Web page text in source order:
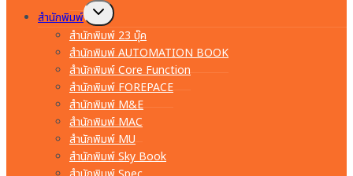
สำนักพิมพ์
Toggle
child
menu
สำนักพิมพ์ 23 บุ๊ค
สำนักพิมพ์ AUTOMATION BOOK
สำนักพิมพ์ Core Function
สำนักพิมพ์ FOREPACE
สำนักพิมพ์ M&E
สำนักพิมพ์ MAC
สำนักพิมพ์ MU
สำนักพิมพ์ Sky Book